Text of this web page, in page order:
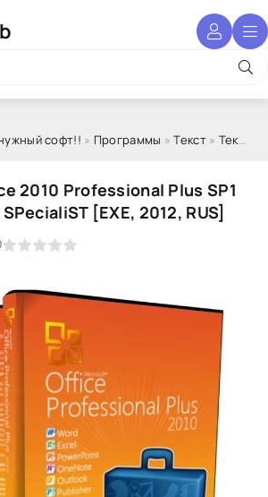
софт!! » Программы »Текст» Текстовые редакторы
2010 Professional Plus SP1
[EXE, 2012, RUS]